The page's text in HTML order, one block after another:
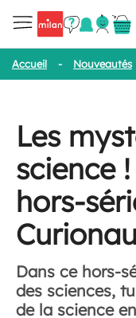
Accueil - Nouveautés
Les
science
hors-
Dans ce hors-
des sciences,
de la science